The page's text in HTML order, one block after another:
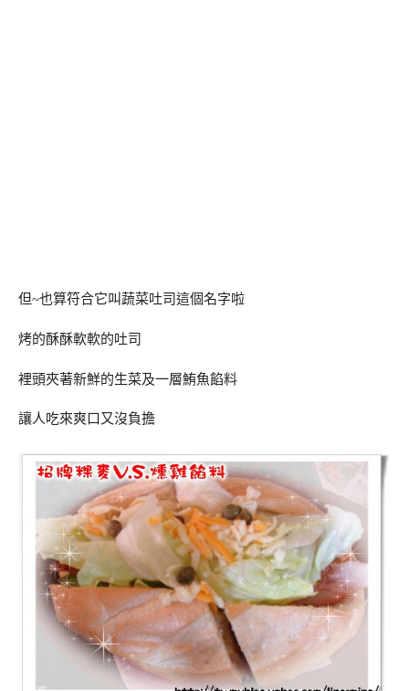
但~也算符合它叫蔬菜吐司這個名字啦
烤的酥酥軟軟的吐司
裡頭夾著新鮮的生菜及一層鮪魚餡料
讓人吃來爽口又沒負擔